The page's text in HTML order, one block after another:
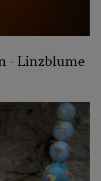
- Linzblume